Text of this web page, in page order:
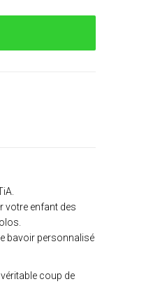
votre enfant des
bavoir personnalisé
coup de